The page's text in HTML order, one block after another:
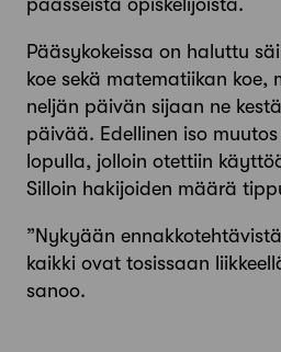
päässeistä opiskelijoista.
Pääsykokeissa on haluttu
koe sekä matematiikan koe,
neljän päivän sijaan ne
päivää. Edellinen iso
lopulla, jolloin otettiin
Silloin hakijoiden määrä
”Nykyään
kaikki ovat tosissaan
sanoo.